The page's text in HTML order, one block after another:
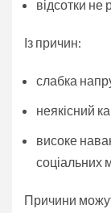
відсотки не
Із причин:
слабка
неякісний
високе
соціальних
Причини